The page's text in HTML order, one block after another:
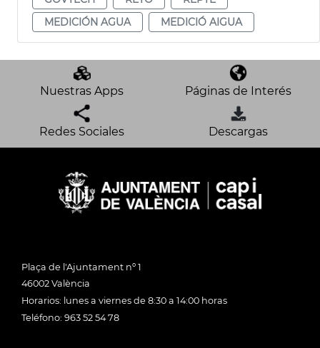
MEDICIÓN AGUA
MEDICIÓ AIGUA
Nuestras Apps Páginas de Interés
Redes Sociales Descargas
Plaça de l'Ajuntament nº 1
46002 València
Horarios: lunes a viernes de 8:30 a 14:00 horas
Teléfono: 963 52 54 78